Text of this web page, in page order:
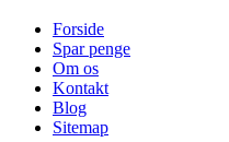
Forside
Spar penge
Om os
Kontakt
Blog
Sitemap